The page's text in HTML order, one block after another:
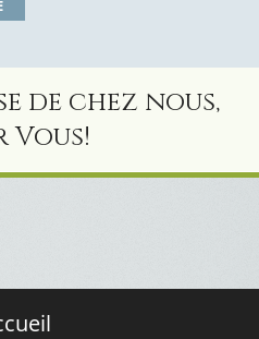
de chez nous,
Vous!